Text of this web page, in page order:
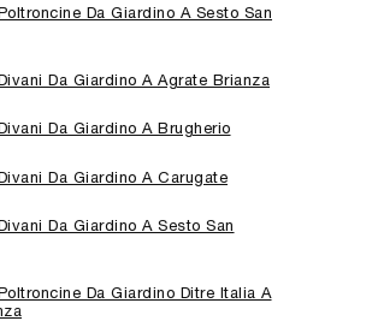
Da Giardino A Sesto San
Da Giardino A Agrate Brianza
Da Giardino A Brugherio
Da Giardino A Carugate
Da Giardino A Sesto San
Da Giardino Ditre Italia A